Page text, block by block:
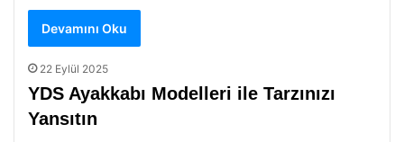
Devamını Oku
22 Eylül 2025
YDS Ayakkabı Modelleri ile Tarzınızı
Yansıtın